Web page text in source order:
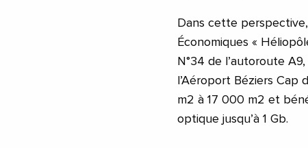
Dans cette perspective,
Économiques «
N°34 de l’autoroute
l’Aéroport Béziers
m2 à 17 000 m2 et
optique jusqu’à 1 Gb.